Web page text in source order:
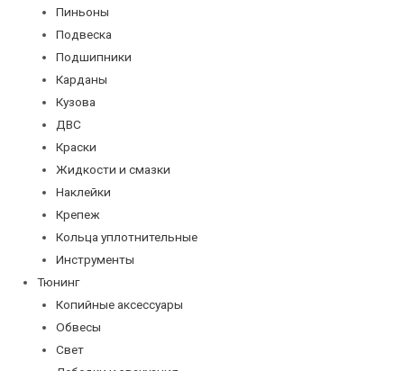
Пиньоны
Подвеска
Подшипники
Карданы
Кузова
ДВС
Краски
Жидкости и смазки
Наклейки
Крепеж
Кольца уплотнительные
Инструменты
Тюнинг
Копийные аксессуары
Обвесы
Свет